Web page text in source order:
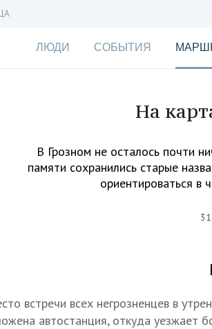
ЛЮДИ СОБЫТИЯ
На
В Грозном не осталось почти
памяти сохранились старые
ориентироваться в
встречи всех негрозненцев в
автостанция, откуда уезжает